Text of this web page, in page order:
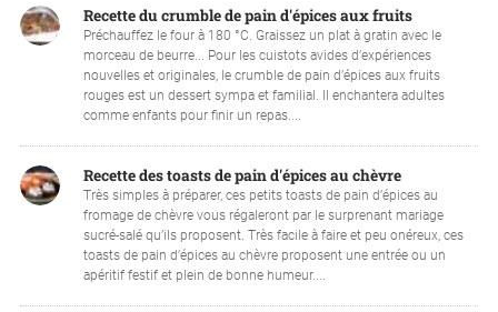
Recette du crumble de pain d'épices aux fruits
Préchauffez le four à 180 °C. Graissez un plat à gratin avec le
morceau de beurre... Pour les cuistots avides d’expériences
nouvelles et originales, le crumble de pain d’épices aux fruits
rouges est un dessert sympa et familial. Il enchantera adultes
comme enfants pour finir un repas....
Recette des toasts de pain d'épices au chèvre
Très simples à préparer, ces petits toasts de pain d’épices au
fromage de chèvre vous régaleront par le surprenant mariage
sucré-salé qu’ils proposent. Très facile à faire et peu onéreux, ces
toasts de pain d’épices au chèvre proposent une entrée ou un
apéritif festif et plein de bonne humeur....